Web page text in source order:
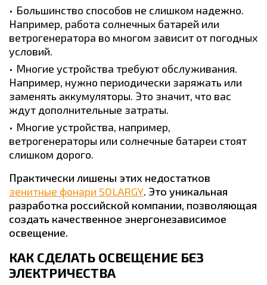
Большинство способов не слишком надежно.
Например, работа солнечных батарей или
ветрогенератора во многом зависит от погодных
условий.
Многие устройства требуют обслуживания.
Например, нужно периодически заряжать или
заменять аккумуляторы. Это значит, что вас
ждут дополнительные затраты.
Многие устройства, например,
ветрогенераторы или солнечные батареи стоят
слишком дорого.
Практически лишены этих недостатков
зенитные фонари SOLARGY. Это уникальная
разработка российской компании, позволяющая
создать качественное энергонезависимое
освещение.
КАК СДЕЛАТЬ ОСВЕЩЕНИЕ БЕЗ
ЭЛЕКТРИЧЕСТВА